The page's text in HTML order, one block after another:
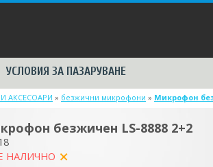
УСЛОВИЯ ЗА ПАЗАРУВАНЕ
АКСЕСОАРИ » безжични микрофони » Микрофон
безжичен LS-8888 2+2
НАЛИЧНО